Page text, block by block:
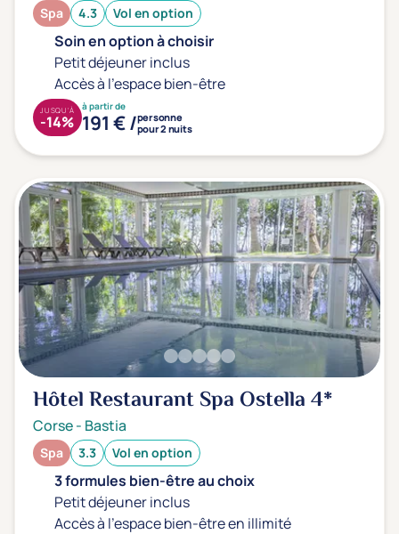
Spa 4.3 Vol en option
Soin en option à choisir
Petit déjeuner inclus
Accès à l'espace bien-être
à partir de
191 € /personne
pour 2 nuits
JUSQU'À
-14%
Hôtel Restaurant Spa Ostella4*
Corse- Bastia
Spa 3.3 Vol en option
3 formules bien-être au choix
Petit déjeuner inclus
Accès à l'espace bien-être en illimité